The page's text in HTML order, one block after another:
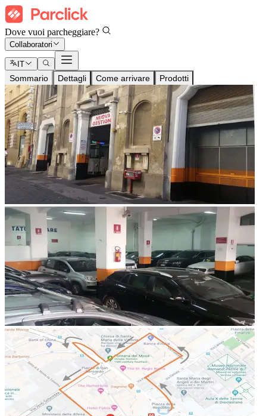
Dove vuoi parcheggiare?
Collaboratori
IT
Sommario Dettagli Come arrivare Prodotti